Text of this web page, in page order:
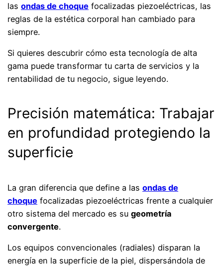
lasondas de choque focalizadas piezoeléctricas, las
reglas de la estética corporal han cambiado para
siempre.
Si quieres descubrir cómo esta tecnología de alta
gama puede transformar tu carta de servicios y la
rentabilidad de tu negocio, sigue leyendo.
Precisión matemática: Trabajar
en profundidad protegiendo la
superficie
La gran diferencia que define a lasondas de
choque focalizadas piezoeléctricas frente a cualquier
otro sistema del mercado es sugeometría
convergente.
Los equipos convencionales (radiales) disparan la
energía en la superficie de la piel, dispersándola de